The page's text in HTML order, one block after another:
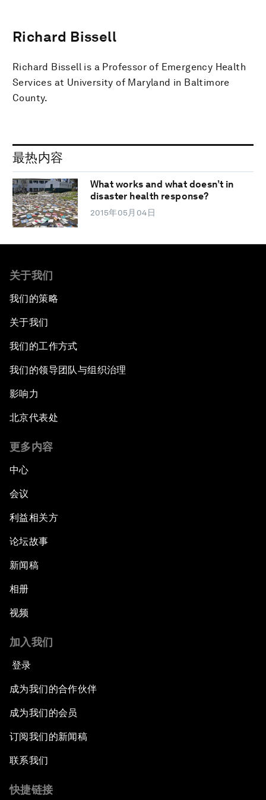
Richard Bissell
Richard Bissell is a Professor of Emergency Health
Services at University of Maryland in Baltimore
County.
最热内容
What works and what doesn’t in
disaster health response?
2015年05月04日
关于我们
我们的策略
关于我们
我们的工作方式
我们的领导团队与组织治理
影响力
北京代表处
更多内容
中心
会议
利益相关方
论坛故事
新闻稿
相册
视频
加入我们
登录
成为我们的合作伙伴
成为我们的会员
订阅我们的新闻稿
联系我们
快捷链接